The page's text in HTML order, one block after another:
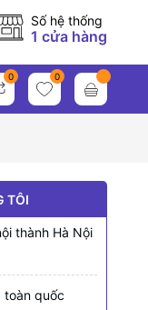
Số hệ thống
1 cửa hàng
0 0
TÔI
thành Hà Nội
toàn quốc